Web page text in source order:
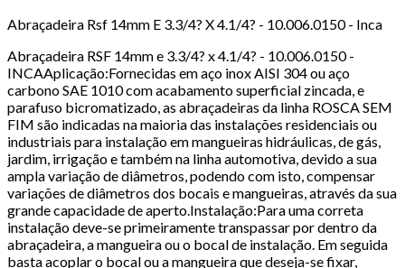
Abraçadeira Rsf 14mm E 3.3/4? X 4.1/4? - 10.006.0150 - Inca
Abraçadeira RSF 14mm e 3.3/4? x 4.1/4? - 10.006.0150 -
INCAAplicação:Fornecidas em aço inox AISI 304 ou aço
carbono SAE 1010 com acabamento superficial zincada, e
parafuso bicromatizado, as abraçadeiras da linha ROSCA SEM
FIM são indicadas na maioria das instalações residenciais ou
industriais para instalação em mangueiras hidráulicas, de gás,
jardim, irrigação e também na linha automotiva, devido a sua
ampla variação de diâmetros, podendo com isto, compensar
variações de diâmetros dos bocais e mangueiras, através da sua
grande capacidade de aperto.Instalação:Para uma correta
instalação deve-se primeiramente transpassar por dentro da
abraçadeira, a mangueira ou o bocal de instalação. Em seguida
basta acoplar o bocal ou a mangueira que deseja-se fixar,